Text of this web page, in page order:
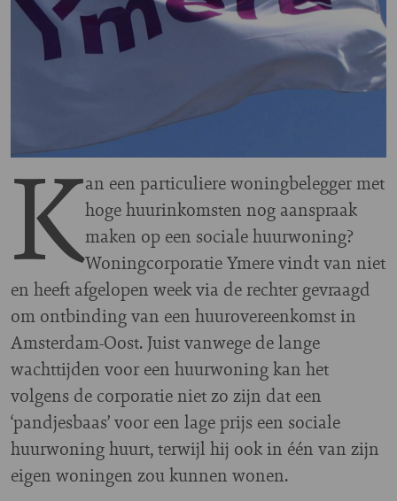
Kan een particuliere woningbelegger met
hoge huurinkomsten nog aanspraak
maken op een sociale huurwoning?
Woningcorporatie Ymere vindt van niet
en heeft afgelopen week via de rechter gevraagd
om ontbinding van een huurovereenkomst in
Amsterdam-Oost. Juist vanwege de lange
wachttijden voor een huurwoning kan het
volgens de corporatie niet zo zijn dat een
‘pandjesbaas’ voor een lage prijs een sociale
huurwoning huurt, terwijl hij ook in één van zijn
eigen woningen zou kunnen wonen.